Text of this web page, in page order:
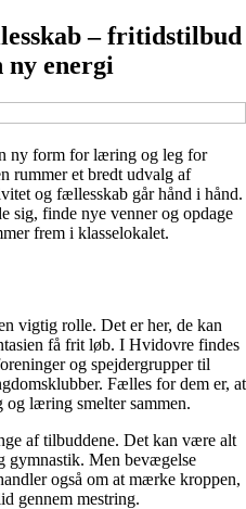
– fritidstilbud
energi
ny form for læring og leg for
rummer et bredt udvalg af
og fællesskab går hånd i hånd.
sig, finde nye venner og opdage
frem i klasselokalet.
vigtig rolle. Det er her, de kan
få frit løb. I Hvidovre findes
og spejdergrupper til
Fælles for dem er, at
læring smelter sammen.
af tilbuddene. Det kan være alt
gymnastik. Men bevægelse
også om at mærke kroppen,
gennem mestring.